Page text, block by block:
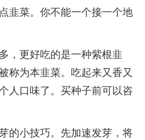
韭菜。你不能一个接一个地
，更好吃的是一种紫根韭
称为本韭菜。吃起来又香又
人口味了。买种子前可以咨
的小技巧。先加速发芽，将